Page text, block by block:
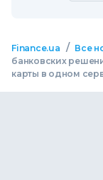
Finance.ua / Все
банковских
карты в одном